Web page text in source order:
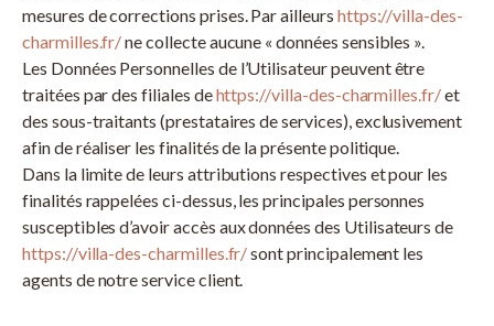
mesures de corrections prises. Par ailleurs https://villa-des-
charmilles.fr/ne collecte aucune « données sensibles ».
Les Données Personnelles de l’Utilisateur peuvent être
traitées par des filiales dehttps://villa-des-charmilles.fr/et
des sous-traitants (prestataires de services), exclusivement
afin de réaliser les finalités de la présente politique.
Dans la limite de leurs attributions respectives et pour les
finalités rappelées ci-dessus, les principales personnes
susceptibles d’avoir accès aux données des Utilisateurs de
https://villa-des-charmilles.fr/sont principalement les
agents de notre service client.